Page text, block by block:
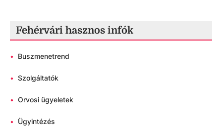
Fehérvári hasznos infók
• Buszmenetrend
• Szolgáltatók
• Orvosi ügyeletek
• Ügyintézés